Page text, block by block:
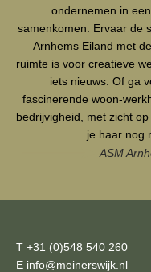
ondernemen in
samenkomen. Ervaar de
Arnhems Eiland met
ruimte is voor creatieve
iets nieuws. Of ga
fascinerende woon-
bedrijvigheid, met zicht
je haar nog
ASM
T +31 (0)548 540 260
E info@meinerswijk.nl